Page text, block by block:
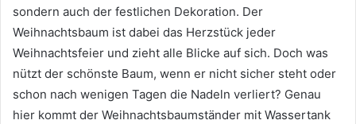
sondern auch der festlichen Dekoration. Der
Weihnachtsbaum ist dabei das Herzstück jeder
Weihnachtsfeier und zieht alle Blicke auf sich. Doch was
nützt der schönste Baum, wenn er nicht sicher steht oder
schon nach wenigen Tagen die Nadeln verliert? Genau
hier kommt der Weihnachtsbaumständer mit Wassertank